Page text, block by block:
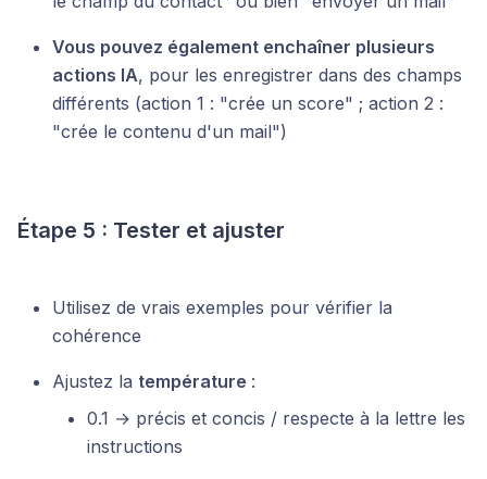
Vous pouvez également enchaîner plusieurs
actions IA, pour les enregistrer dans des champs
différents (action 1 : "crée un score" ; action 2 :
"crée le contenu d'un mail")
Étape 5 : Tester et ajuster
Utilisez de vrais exemples pour vérifier la
cohérence
Ajustez la température :
0.1 → précis et concis / respecte à la lettre les
instructions